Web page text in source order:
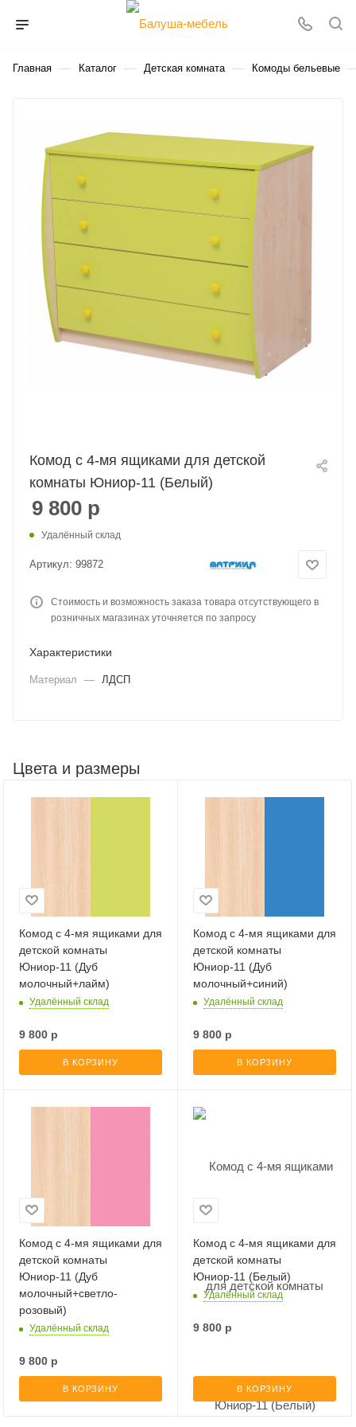
Главная — Каталог — Детская комната — Комоды бельевые
Комод с 4-мя ящиками для детской
комнаты Юниор-11 (Белый)
9 800 р
Удалённый склад
Артикул: 99872
Стоимость и возможность заказа товара отсутствующего в
розничных магазинах уточняется по запросу
Характеристики
Материал — ЛДСП
Цвета и размеры
Комод с 4-мя ящиками для
детской комнаты
Юниор-11 (Дуб
молочный+лайм)
Удалённый склад
9 800 р
В КОРЗИНУ
Комод с 4-мя ящиками для
детской комнаты
Юниор-11 (Дуб
молочный+синий)
Удалённый склад
9 800 р
В КОРЗИНУ
Комод с 4-мя ящиками для
детской комнаты
Юниор-11 (Дуб
молочный+светло-
розовый)
Удалённый склад
9 800 р
В КОРЗИНУ
Комод с 4-мя ящиками для
детской комнаты
Юниор-11 (Белый)
Удалённый склад
9 800 р
В КОРЗИНУ